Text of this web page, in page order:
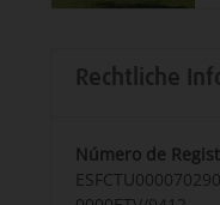
Rechtliche
Número de